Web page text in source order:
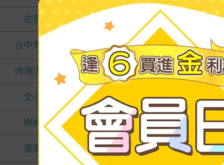
左營店
台中秀泰店
內湖大潤發
文心店
樹林店
麗寶店